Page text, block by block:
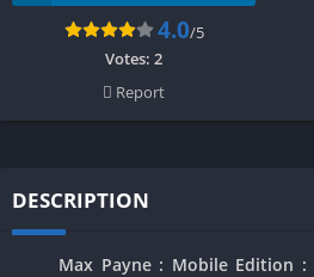
4.0/5
Votes: 2
Report
DESCRIPTION
Max Payne : Mobile Edition :